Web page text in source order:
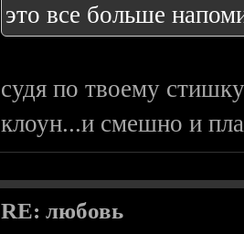
это все больше
судя по твоему
клоун...и смешно и
RE: любовь